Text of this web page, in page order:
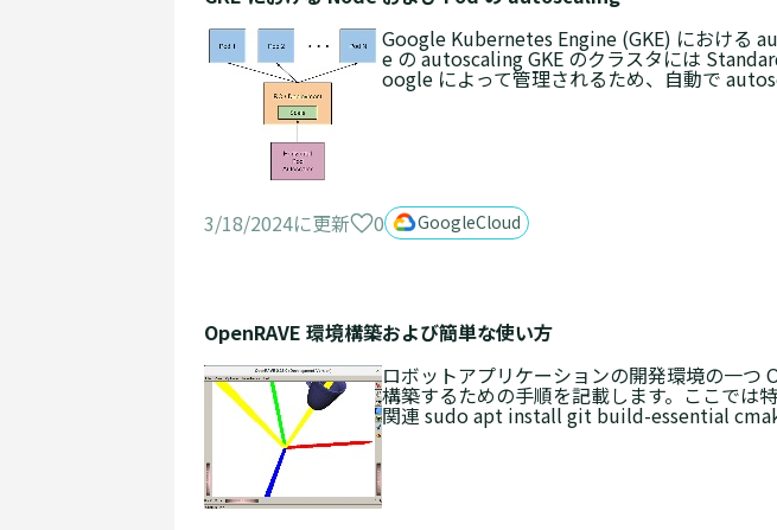
Google Kubernetes Engine (GKE) における
e の autoscaling GKE のクラスタには
oogle によって管理されるため、自動で
3/18/2024に更新 0 GoogleCloud
OpenRAVE 環境構築および簡単な使い方
ロボットアプリケーションの開発環境の一
構築するための手順を記載します。ここでは
関連 sudo apt install git build-essential